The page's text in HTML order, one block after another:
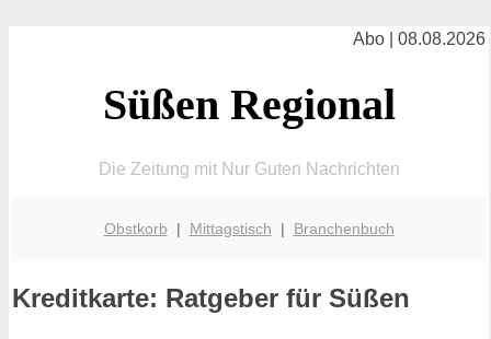
Abo | 08.08.2026
Süßen Regional
Die Zeitung mit Nur Guten Nachrichten
Obstkorb | Mittagstisch | Branchenbuch
Kreditkarte: Ratgeber für Süßen